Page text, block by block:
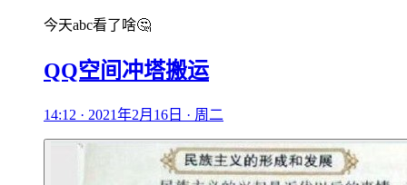
今天abc看了啥🤔
QQ空间冲塔搬运
14:12 · 2021年2月16日 · 周二